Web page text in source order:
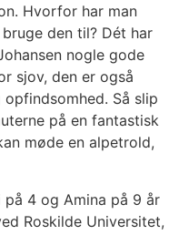
Hvorfor har man
den til? Dét har
nogle gode
sjov, den er også
Så slip
på en fantastisk
møde en alpetrold,
på 4 og Amina på 9 år
Roskilde Universitet,